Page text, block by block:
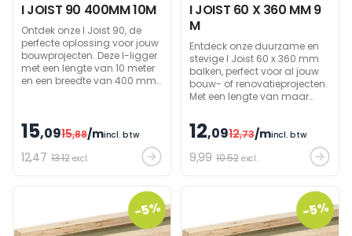
I JOIST 90 400MM 10M
Ontdek onze I Joist 90, de
perfecte oplossing voor jouw
bouwprojecten. Deze I-ligger
met een lengte van 10 meter
en een breedte van 400 mm
professionals als doe-het-
zelvers.
15,0915,88/mincl. btw
12,47 13.12 excl.
I JOIST 60 X 360 MM 9
M
Entdeck onze duurzame en
stevige I Joist 60 x 360 mm
balken, perfect voor al jouw
bouw- of renovatieprojecten.
Met een lengte van maar
liggers een betrouwbare
basis voor elk structuur.
12,0912,73/mincl. btw
9,99 10.52 excl.
-5% -5%